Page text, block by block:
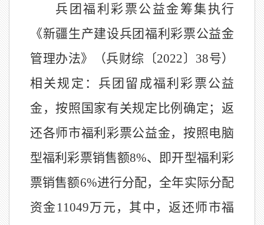
兵团福利彩票公益金筹集执行
《新疆生产建设兵团福利彩票公益金
管理办法》（兵财综〔2022〕 38号）
相关规定：兵团留成福利彩票公益
金，按照国家有关规定比例确定；返
还各师市福利彩票公益金，按照电脑
型福利彩票销售额8%、即开型福利彩
票销售额6%进行分配，全年实际分配
资金11049万元 ， 其中，返还师市福